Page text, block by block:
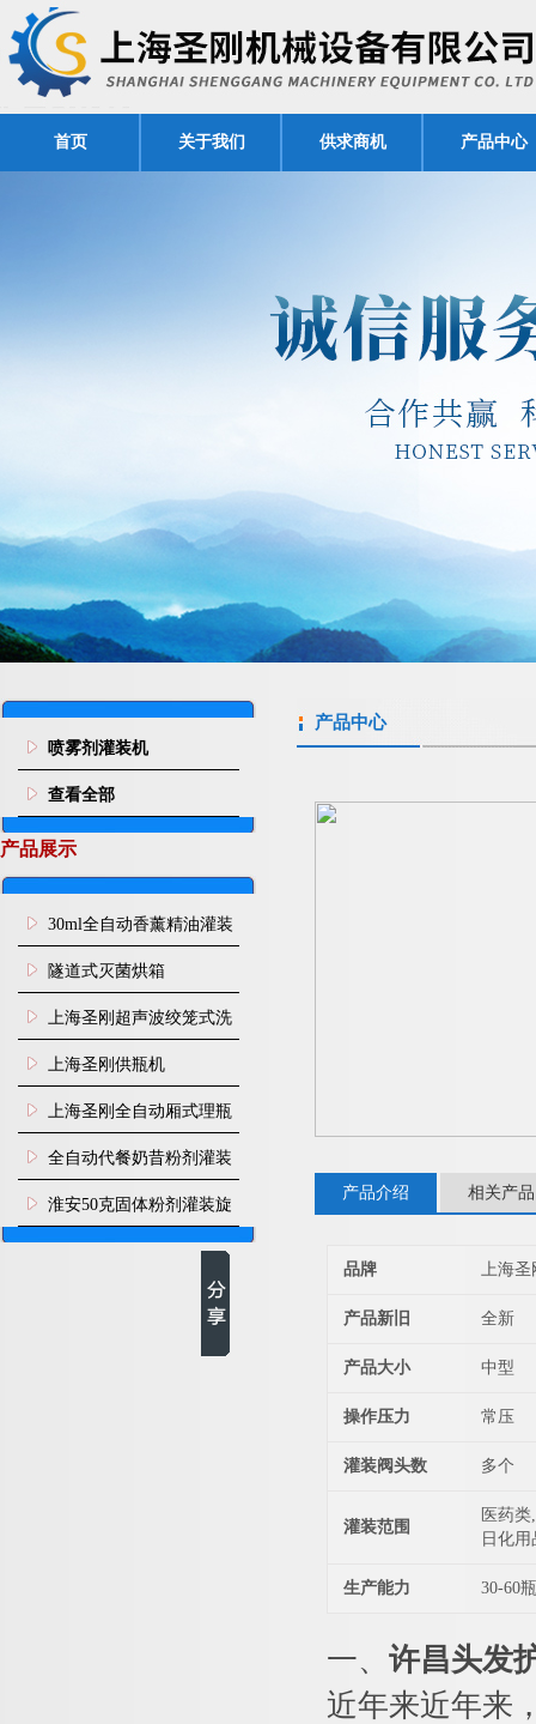
首页 关于我们 供求商机 产品中心
喷雾剂灌装机
查看全部
产品展示
30ml全自动香薰精油灌装
旋盖机
隧道式灭菌烘箱
上海圣刚超声波绞笼式洗
瓶机
上海圣刚供瓶机
上海圣刚全自动厢式理瓶
机
全自动代餐奶昔粉剂灌装
生产线
淮安50克固体粉剂灌装旋
盖机
产品中心
产品介绍 相关产品
品牌 上海圣
产品新旧 全新
产品大小 中型
操作压力 常压
灌装阀头数 多个
灌装范围
医药
日化
生产能力 30-60
一、 许昌头发
近年来近年来